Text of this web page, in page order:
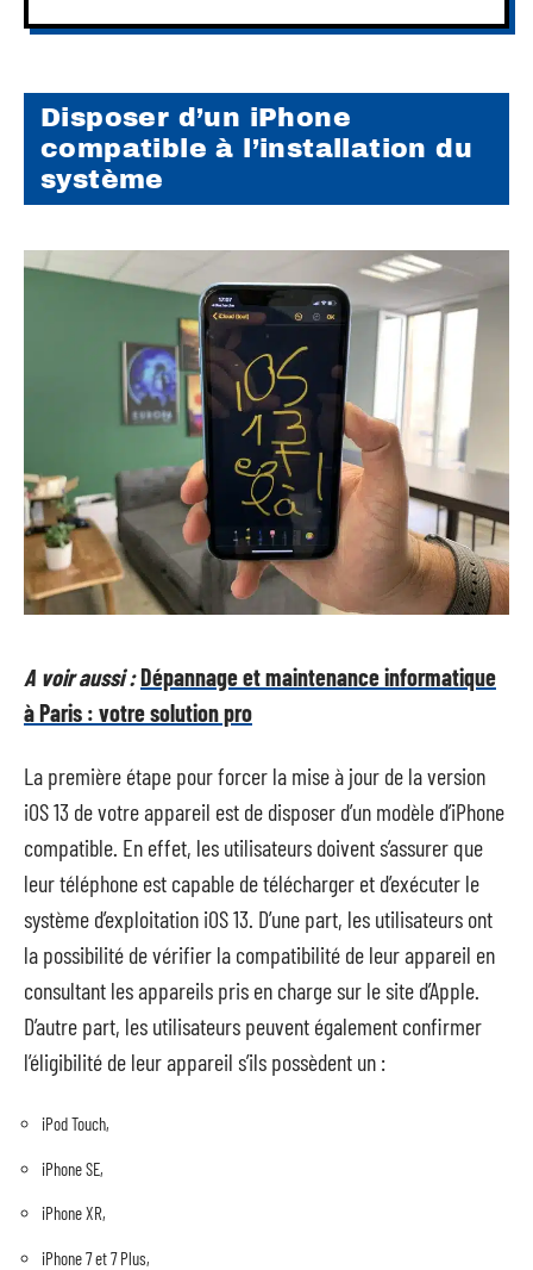
Disposer d’un iPhone
compatible à l’installation du
système
A voir aussi :Dépannage et maintenance informatique
à Paris : votre solution pro
La première étape pour forcer la mise à jour de la version
iOS 13 de votre appareil est de disposer d’un modèle d’iPhone
compatible. En effet, les utilisateurs doivent s’assurer que
leur téléphone est capable de télécharger et d’exécuter le
système d’exploitation iOS 13. D’une part, les utilisateurs ont
la possibilité de vérifier la compatibilité de leur appareil en
consultant les appareils pris en charge sur le site d’Apple.
D’autre part, les utilisateurs peuvent également confirmer
l’éligibilité de leur appareil s’ils possèdent un :
iPod Touch,
iPhone SE,
iPhone XR,
iPhone 7 et 7 Plus,